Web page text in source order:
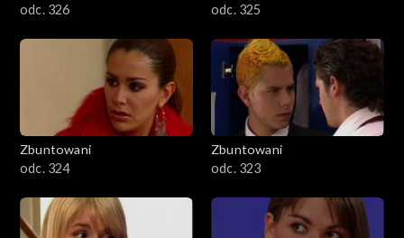
odc. 326
odc. 325
Zbuntowani
odc. 324
Zbuntowani
odc. 323